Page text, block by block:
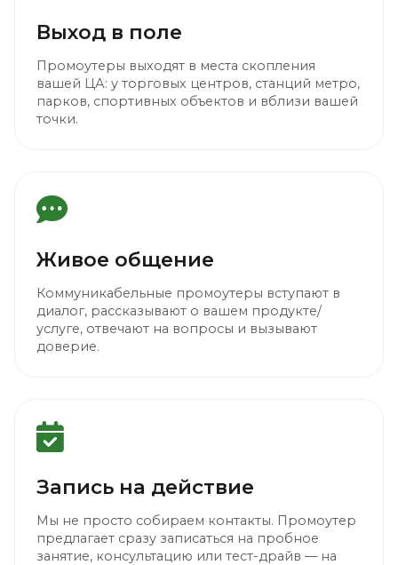
Выход в поле
Промоутеры выходят в места скопления
вашей ЦА: у торговых центров, станций метро,
парков, спортивных объектов и вблизи вашей
точки.
Живое общение
Коммуникабельные промоутеры вступают в
диалог, рассказывают о вашем продукте/
услуге, отвечают на вопросы и вызывают
доверие.
Запись на действие
Мы не просто собираем контакты. Промоутер
предлагает сразу записаться на пробное
занятие, консультацию или тест-драйв — на